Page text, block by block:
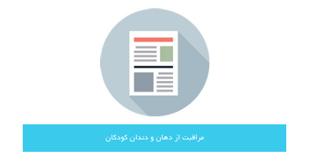
مراقبت از دهان و دندان کودکان